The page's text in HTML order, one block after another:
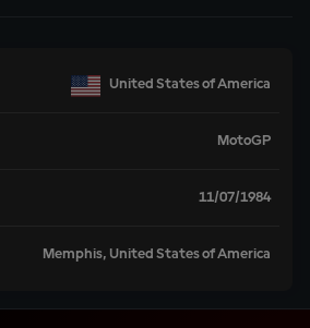
United States of America
MotoGP
11/07/1984
Memphis, United States of America